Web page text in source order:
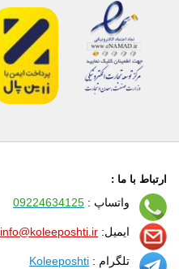
ارتباط با ما :
واتساپ : 09224634125
ایمیل: info@koleeposhti.ir
تلگرام : Koleeposhti